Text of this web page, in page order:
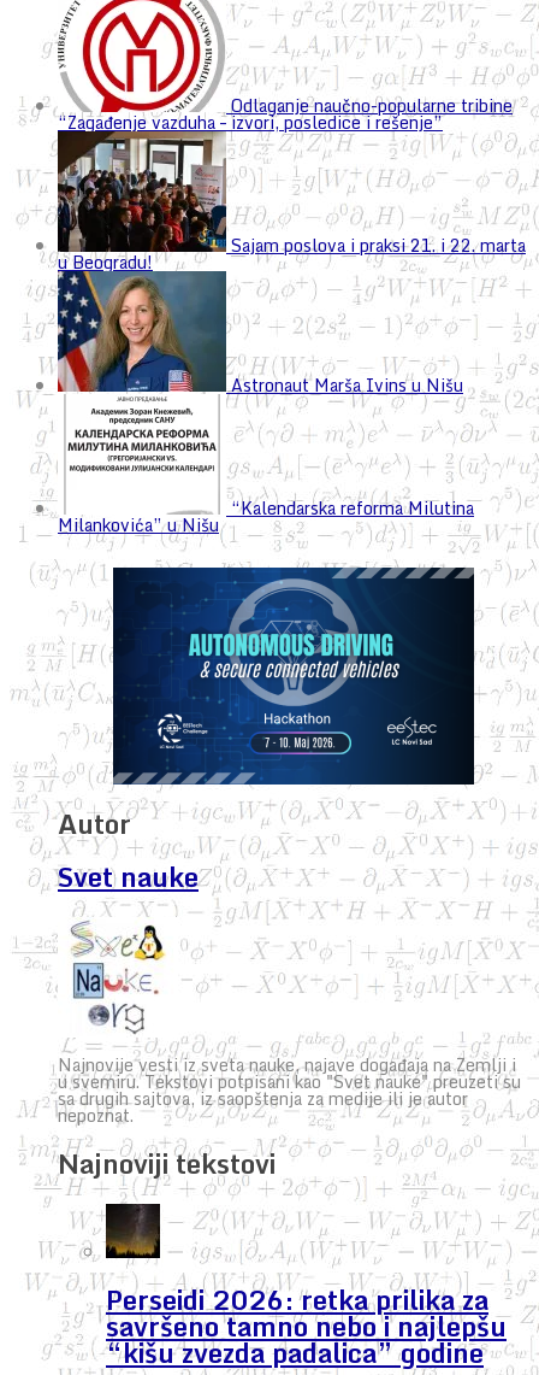
Odlaganje naučno-popularne tribine
“Zagađenje vazduha – izvori, posledice i rešenje”
Sajam poslova i praksi 21. i 22. marta
u Beogradu!
Astronaut Marša Ivins u Nišu
“Kalendarska reforma Milutina
Milankovića” u Nišu
Autor
Svet nauke
Najnovije vesti iz sveta nauke, najave događaja na Zemlji i
u svemiru. Tekstovi potpisani kao "Svet nauke" preuzeti su
sa drugih sajtova, iz saopštenja za medije ili je autor
nepoznat.
Najnoviji tekstovi
Perseidi 2026: retka prilika za
savršeno tamno nebo i najlepšu
“kišu zvezda padalica” godine